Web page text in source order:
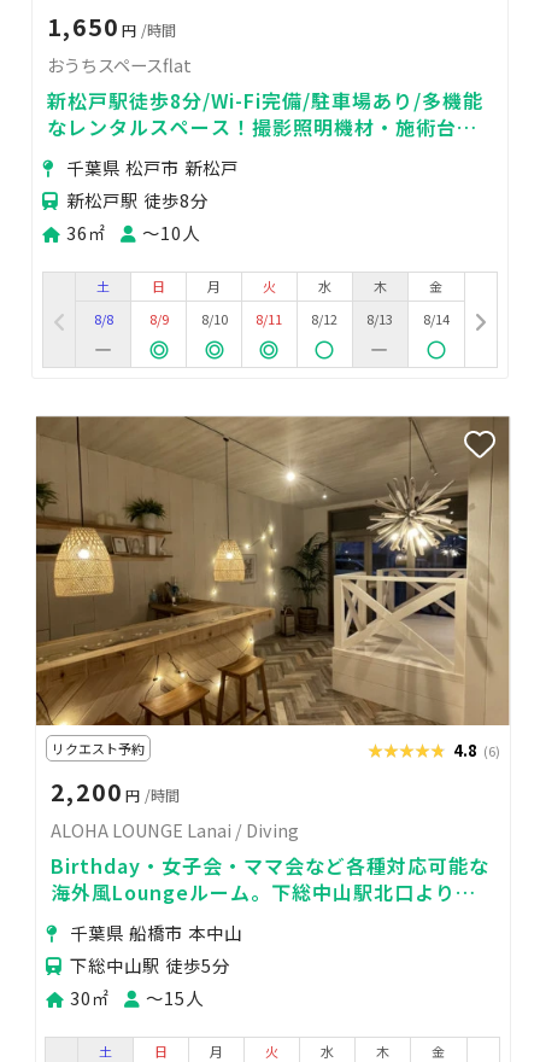
1,650 円 /時間
おうちスペースflat
新松戸駅徒歩8分/Wi-Fi完備/駐車場あり/多機能
なレンタルスペース！撮影照明機材・施術台・
ホワイトボード・菓子製造許可あり
千葉県 松戸市 新松戸
新松戸駅 徒歩8分
36㎡
〜10人
土
8/8
日
8/9
月
8/10
火
8/11
水
8/12
木
8/13
金
8/14
リクエスト予約 ★★★★★
★★★★★ 4.8 (6)
2,200 円 /時間
ALOHA LOUNGE Lanai / Diving
Birthday・女子会・ママ会など各種対応可能な
海外風Loungeルーム。下総中山駅北口より徒
歩5分！
千葉県 船橋市 本中山
下総中山駅 徒歩5分
30㎡
〜15人
土
日
月
火
水
木
金